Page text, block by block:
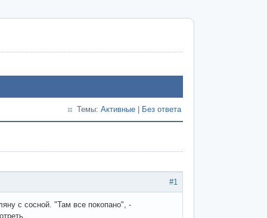
Темы: Активные Без ответа
#1
с сосной. "Там все покопано", -